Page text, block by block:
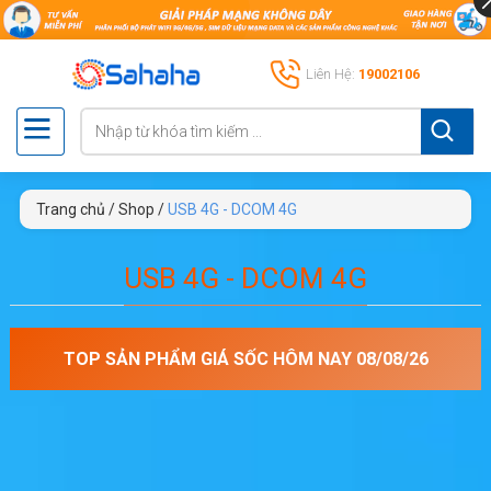
Liên Hệ: 19002106
Trang chủ /Shop /USB 4G - DCOM 4G
USB 4G - DCOM 4G
TOP SẢN PHẨM GIÁ SỐC HÔM NAY 08/08/26